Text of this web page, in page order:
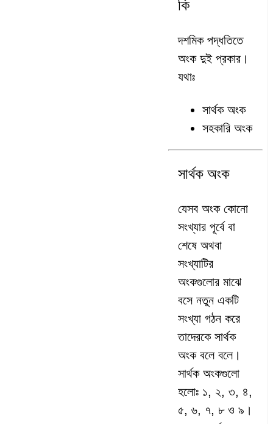
কি
দশমিক পদ্ধতিতে
অংক দুই প্রকার।
যথাঃ
সার্থক অংক
সহকারি অংক
সার্থক অংক
যেসব অংক কোনো
সংখ্যার পূর্বে বা
শেষে অথবা
সংখ্যাটির
অংকগুলোর মাঝে
বসে নতুন একটি
সংখ্যা গঠন করে
তাদেরকে সার্থক
অংক বলে বলে।
সার্থক অংকগুলো
হলোঃ ১, ২, ৩, ৪,
৫, ৬, ৭, ৮ ও ৯।